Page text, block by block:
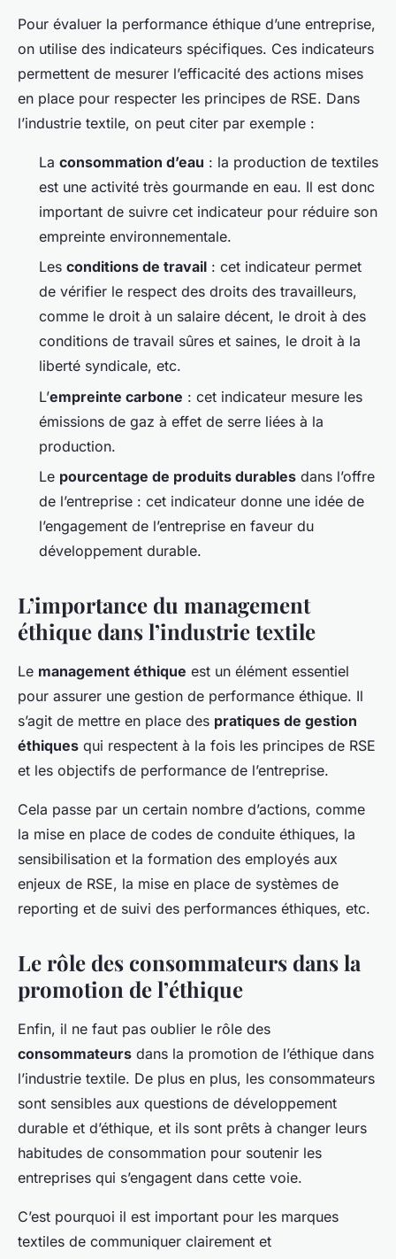
Pour évaluer la performance éthique d’une entreprise,
on utilise des indicateurs spécifiques. Ces indicateurs
permettent de mesurer l’efficacité des actions mises
en place pour respecter les principes de RSE. Dans
l’industrie textile, on peut citer par exemple :
La consommation d’eau : la production de textiles
est une activité très gourmande en eau. Il est donc
important de suivre cet indicateur pour réduire son
empreinte environnementale.
Les conditions de travail : cet indicateur permet
de vérifier le respect des droits des travailleurs,
comme le droit à un salaire décent, le droit à des
conditions de travail sûres et saines, le droit à la
liberté syndicale, etc.
L’empreinte carbone : cet indicateur mesure les
émissions de gaz à effet de serre liées à la
production.
Le pourcentage de produits durables dans l’offre
de l’entreprise : cet indicateur donne une idée de
l’engagement de l’entreprise en faveur du
développement durable.
L’importance du management
éthique dans l’industrie textile
Le management éthique est un élément essentiel
pour assurer une gestion de performance éthique. Il
s’agit de mettre en place des pratiques de gestion
éthiques qui respectent à la fois les principes de RSE
et les objectifs de performance de l’entreprise.
Cela passe par un certain nombre d’actions, comme
la mise en place de codes de conduite éthiques, la
sensibilisation et la formation des employés aux
enjeux de RSE, la mise en place de systèmes de
reporting et de suivi des performances éthiques, etc.
Le rôle des consommateurs dans la
promotion de l’éthique
Enfin, il ne faut pas oublier le rôle des
consommateurs dans la promotion de l’éthique dans
l’industrie textile. De plus en plus, les consommateurs
sont sensibles aux questions de développement
durable et d’éthique, et ils sont prêts à changer leurs
habitudes de consommation pour soutenir les
entreprises qui s’engagent dans cette voie.
C’est pourquoi il est important pour les marques
textiles de communiquer clairement et